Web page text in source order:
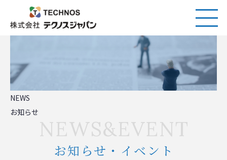
NEWS
お知らせ
NEWS&EVENT
お知らせ・イベント